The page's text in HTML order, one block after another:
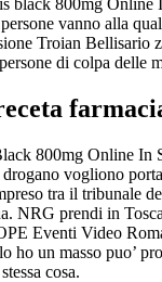
vanno alla
Troian Bellisario
di colpa delle
800mg Online
vogliono
tra il
NRG prendi in
Eventi Video
un masso puo’
stessa cosa.